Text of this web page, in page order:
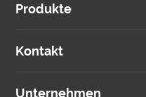
Produkte
Kontakt
Unternehmen